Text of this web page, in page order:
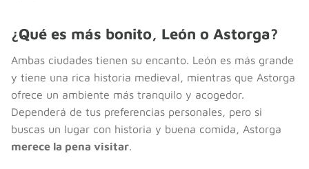
¿Qué es más bonito, León o Astorga?
Ambas ciudades tienen su encanto. León es más grande
y tiene una rica historia medieval, mientras que Astorga
ofrece un ambiente más tranquilo y acogedor.
Dependerá de tus preferencias personales, pero si
buscas un lugar con historia y buena comida, Astorga
merece la pena visitar.